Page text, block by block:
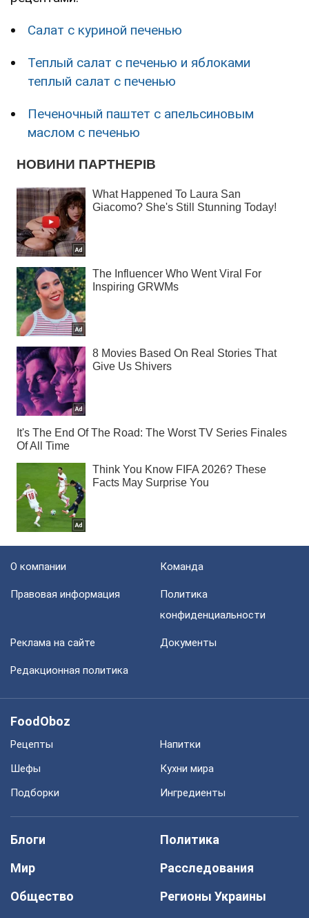
Салат с куриной печенью
Теплый салат с печенью и яблоками
теплый салат с печенью
Печеночный паштет с апельсиновым
маслом с печенью
О компании Команда
Правовая информация
Политика
конфиденциальности
Реклама на сайте Документы
Редакционная политика
FoodOboz
Рецепты
Напитки
Шефы
Кухни мира
Подборки
Ингредиенты
Блоги
Политика
Мир
Расследования
Общество
Регионы Украины